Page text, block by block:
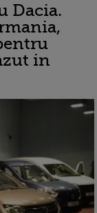
Dacia.
in